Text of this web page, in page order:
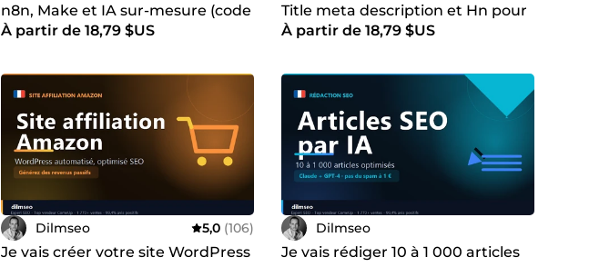
n8n, Make et IA sur-mesure (code
custom inclus)
À partir de 18,79 $US
Title meta description et Hn pour
une page de votre site
À partir de 18,79 $US
Dilmseo 5,0 (106)
Je vais créer votre site WordPress
Dilmseo
Je vais rédiger 10 à 1 000 articles